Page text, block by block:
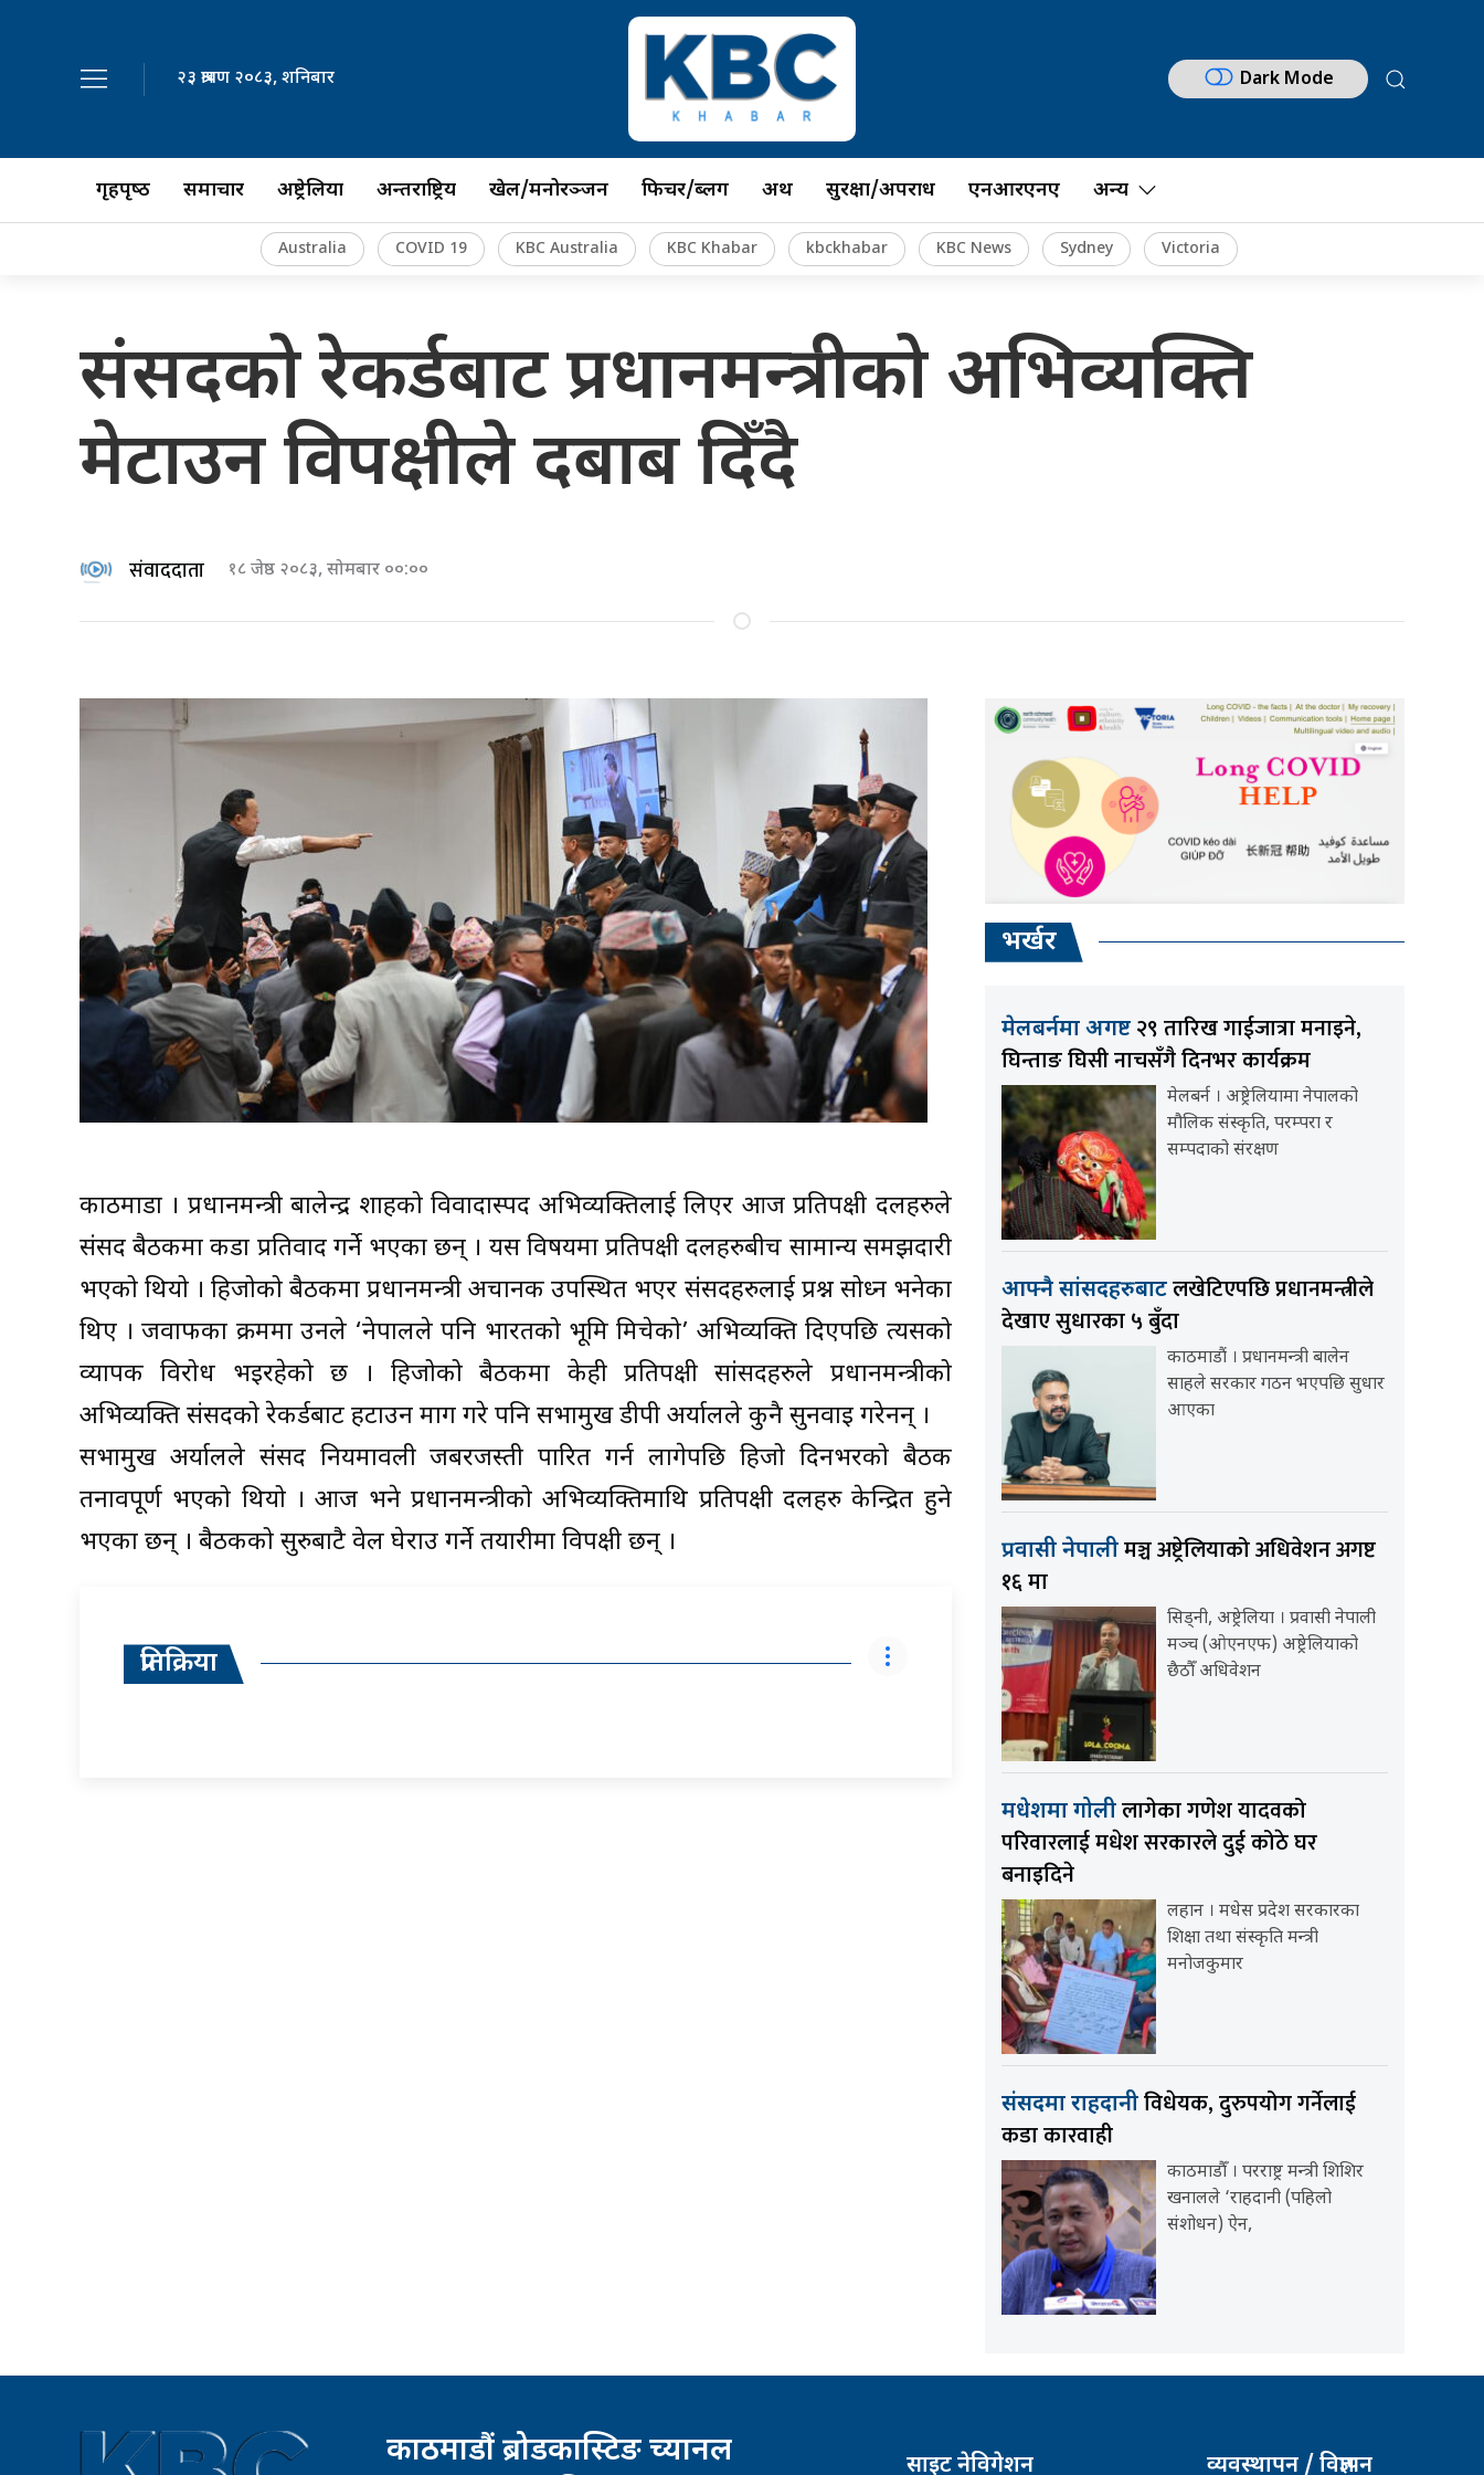
२३ श्रावण २०८३, शनिबार Dark Mode
गृहपृष्‍ठ समाचार अष्ट्रेलिया अन्तर्राष्ट्रिय खेल/मनोरञ्जन फिचर/ब्लग अर्थ सुरक्षा/अपराध एनआरएनए अन्य
Australia COVID 19 KBC Australia KBC Khabar kbckhabar KBC News Sydney Victoria
संसदको रेकर्डबाट प्रधानमन्त्रीको अभिव्यक्ति
मेटाउन विपक्षीले दबाब दिँदै
संवाददाता १८ जेष्ठ २०८३, सोमबार ००:००
काठमाडौँ । प्रधानमन्त्री बालेन्द्र शाहको विवादास्पद अभिव्यक्तिलाई लिएर आज प्रतिपक्षी दलहरुले
संसद बैठकमा कडा प्रतिवाद गर्ने भएका छन् । यस विषयमा प्रतिपक्षी दलहरुबीच सामान्य समझदारी
भएको थियो । हिजोको बैठकमा प्रधानमन्त्री अचानक उपस्थित भएर संसदहरुलाई प्रश्न सोध्न भनेका
थिए । जवाफका क्रममा उनले ‘नेपालले पनि भारतको भूमि मिचेको’ अभिव्यक्ति दिएपछि त्यसको
व्यापक विरोध भइरहेको छ । हिजोको बैठकमा केही प्रतिपक्षी सांसदहरुले प्रधानमन्त्रीको
अभिव्यक्ति संसदको रेकर्डबाट हटाउन माग गरे पनि सभामुख डीपी अर्यालले कुनै सुनवाइ गरेनन् ।
सभामुख अर्यालले संसद नियमावली जबरजस्ती पारित गर्न लागेपछि हिजो दिनभरको बैठक
तनावपूर्ण भएको थियो । आज भने प्रधानमन्त्रीको अभिव्यक्तिमाथि प्रतिपक्षी दलहरु केन्द्रित हुने
भएका छन् । बैठकको सुरुबाटै वेल घेराउ गर्ने तयारीमा विपक्षी छन् ।
प्रतिक्रिया
भर्खर
मेलबर्नमा अगष्ट २९ तारिख गाईजात्रा मनाइने,
घिन्ताङ घिसी नाचसँगै दिनभर कार्यक्रम
मेलबर्न । अष्ट्रेलियामा नेपालको
मौलिक संस्कृति, परम्परा र
सम्पदाको संरक्षण
आफ्नै सांसदहरुबाटलखेटिएपछि प्रधानमन्त्रीले
देखाए सुधारका ५ बुँदा
काठमाडौं । प्रधानमन्त्री बालेन
साहले सरकार गठन भएपछि सुधार
आएका
प्रवासी नेपालीमञ्च अष्ट्रेलियाको अधिवेशन अगष्ट
१६ मा
सिड्नी, अष्ट्रेलिया । प्रवासी नेपाली
मञ्च (ओएनएफ) अष्ट्रेलियाको
छैठौँ अधिवेशन
मधेशमा गोलीलागेका गणेश यादवको
परिवारलाई मधेश सरकारले दुई कोठे घर
बनाइदिने
लहान । मधेस प्रदेश सरकारका
शिक्षा तथा संस्कृति मन्त्री
मनोजकुमार
संसदमा राहदानीविधेयक, दुरुपयोग गर्नेलाई
कडा कारवाही
काठमाडौँ । परराष्ट्र मन्त्री शिशिर
खनालले ‘राहदानी (पहिलो
संशोधन) ऐन,
काठमाडौं ब्रोडकास्टिङ च्यानल
साइट नेविगेशन व्यवस्थापन / विज्ञापन